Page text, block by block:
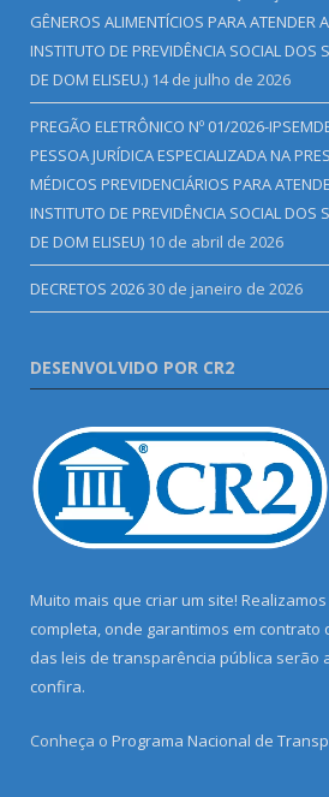
GÊNEROS ALIMENTÍCIOS PARA ATENDER
INSTITUTO DE PREVIDÊNCIA SOCIAL DOS
DE DOM ELISEU.) 14 de julho de 2026
PREGÃO ELETRÔNICO Nº 01/2026-
PESSOA JURÍDICA ESPECIALIZADA NA
MÉDICOS PREVIDENCIÁRIOS PARA
INSTITUTO DE PREVIDÊNCIA SOCIAL DOS
DE DOM ELISEU) 10 de abril de 2026
DECRETOS 202630 de janeiro de 2026
DESENVOLVIDO POR CR2
Muito mais que criar um site!
completa, onde garantimos em contrato
das leis de transparência pública serão
confira.
Conheça o Programa Nacional de